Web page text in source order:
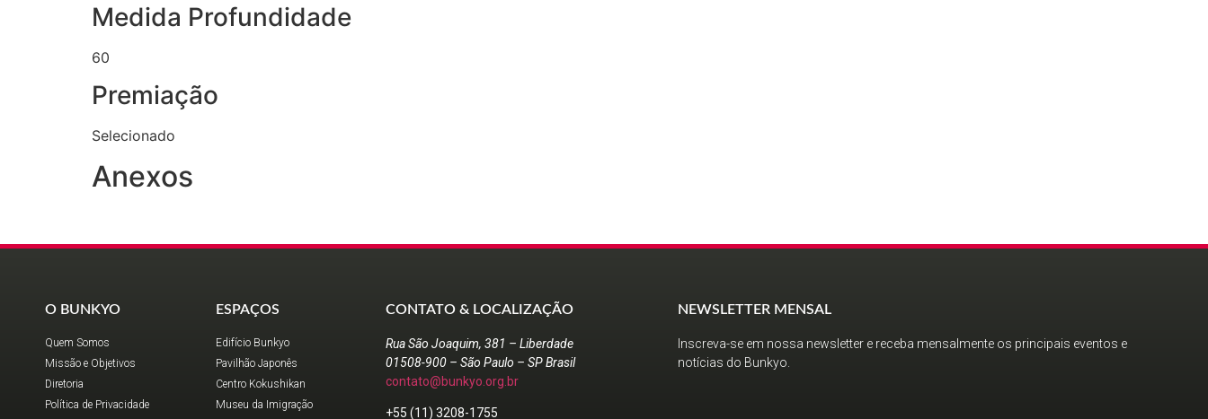
Medida Profundidade
60
Premiação
Selecionado
Anexos
O BUNKYO
Quem Somos
Missão e Objetivos
Diretoria
Política de Privacidade
ESPAÇOS
Edifício Bunkyo
Pavilhão Japonês
Centro Kokushikan
Museu da Imigração
CONTATO & LOCALIZAÇÃO
Rua São Joaquim, 381 – Liberdade
01508-900 – São Paulo – SP Brasil
contato@bunkyo.org.br
+55 (11) 3208-1755
NEWSLETTER MENSAL
Inscreva-se em nossa newsletter e receba mensalmente os principais eventos e
notícias do Bunkyo.